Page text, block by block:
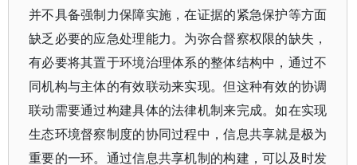
并不具备强制力保障实施，在证据的紧急保护等方面
缺乏必要的应急处理能力。为弥合督察权限的缺失，
有必要将其置于环境治理体系的整体结构中，通过不
同机构与主体的有效联动来实现。但这种有效的协调
联动需要通过构建具体的法律机制来完成。如在实现
生态环境督察制度的协同过程中，信息共享就是极为
重要的一环。通过信息共享机制的构建，可以及时发